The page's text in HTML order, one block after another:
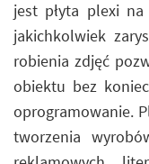
jest płyta plexi
jakichkolwiek
robienia zdjęć
obiektu bez
oprogramowanie.
tworzenia